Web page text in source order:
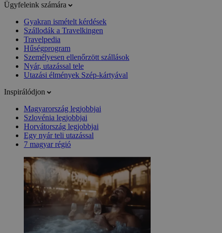
Ügyfeleink számára
Gyakran ismételt kérdések
Szállodák a Travelkingen
Travelpedia
Hűségprogram
Személyesen ellenőrzött szállások
Nyár, utazással tele
Utazási élmények Szép-kártyával
Inspirálódjon
Magyarország legjobbjai
Szlovénia legjobbjai
Horvátország legjobbjai
Egy nyár teli utazással
7 magyar régió